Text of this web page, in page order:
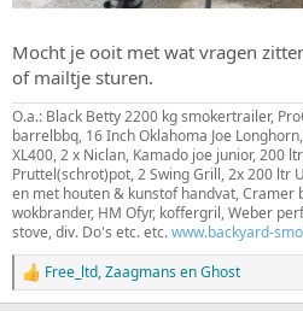
Mocht je ooit met wat vragen
of mailtje sturen.
O.a.: Black Betty 2200 kg smokertrailer,
barrelbbq, 16 Inch Oklahoma Joe
XL400, 2 x Niclan, Kamado joe junior, 200
Pruttel(schrot)pot, 2 Swing Grill, 2x 200 ltr
en met houten & kunstof handvat, Cramer
wokbrander, HM Ofyr, koffergril, Weber
stove, div. Do's etc. etc.www.backyard-
W
a
Free_ltd,ZaagmansenGhost